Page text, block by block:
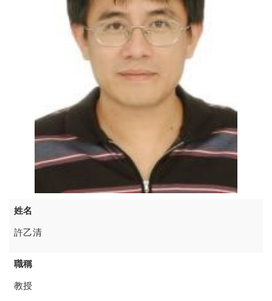
姓名
許乙清
職稱
教授